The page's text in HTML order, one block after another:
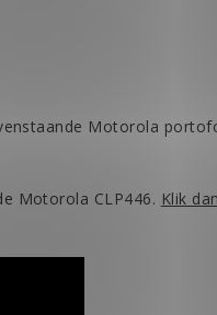
Motorola
Motorola CLP446. Klik